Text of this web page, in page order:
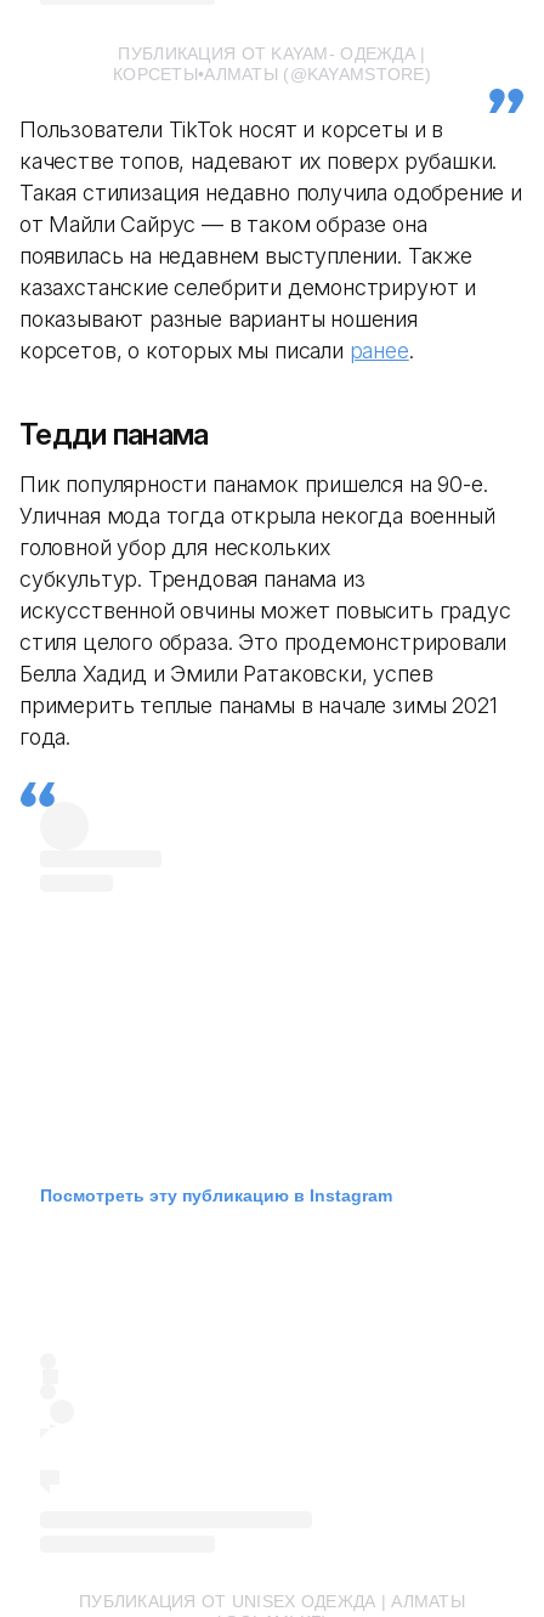
ПУБЛИКАЦИЯ ОТ KAYAM- ОДЕЖДА |
КОРСЕТЫ•АЛМАТЫ (@KAYAMSTORE)
Пользователи TikTok носят и корсеты и в
качестве топов, надевают их поверх рубашки.
Такая стилизация недавно получила одобрение и
от Майли Сайрус — в таком образе она
появилась на недавнем выступлении. Также
казахстанские селебрити демонстрируют и
показывают разные варианты ношения
корсетов, о которых мы писали ранее.
Тедди панама
Пик популярности панамок пришелся на 90-е.
Уличная мода тогда открыла некогда военный
головной убор для нескольких
субкультур. Трендовая панама из
искусственной овчины может повысить градус
стиля целого образа. Это продемонстрировали
Белла Хадид и Эмили Ратаковски, успев
примерить теплые панамы в начале зимы 2021
года.
Посмотреть эту публикацию в Instagram
ПУБЛИКАЦИЯ ОТ UNISEX ОДЕЖДА | АЛМАТЫ